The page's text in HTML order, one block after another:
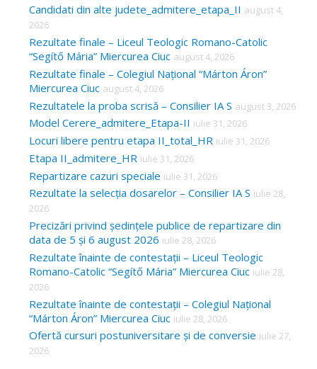
Candidati din alte judete_admitere_etapa_II august 4,
2026
Rezultate finale – Liceul Teologic Romano-Catolic
“Segítő Mária” Miercurea Ciuc august 4, 2026
Rezultate finale – Colegiul Național “Márton Áron”
Miercurea Ciuc august 4, 2026
Rezultatele la proba scrisă – Consilier IA S august 3, 2026
Model Cerere_admitere_Etapa-II iulie 31, 2026
Locuri libere pentru etapa II_total_HR iulie 31, 2026
Etapa II_admitere_HR iulie 31, 2026
Repartizare cazuri speciale iulie 31, 2026
Rezultate la selecția dosarelor – Consilier IA S iulie 28,
2026
Precizări privind ședințele publice de repartizare din
data de 5 și 6 august 2026 iulie 28, 2026
Rezultate înainte de contestații – Liceul Teologic
Romano-Catolic “Segítő Mária” Miercurea Ciuc iulie 28,
2026
Rezultate înainte de contestații – Colegiul Național
“Márton Áron” Miercurea Ciuc iulie 28, 2026
Ofertă cursuri postuniversitare și de conversie iulie 27,
2026